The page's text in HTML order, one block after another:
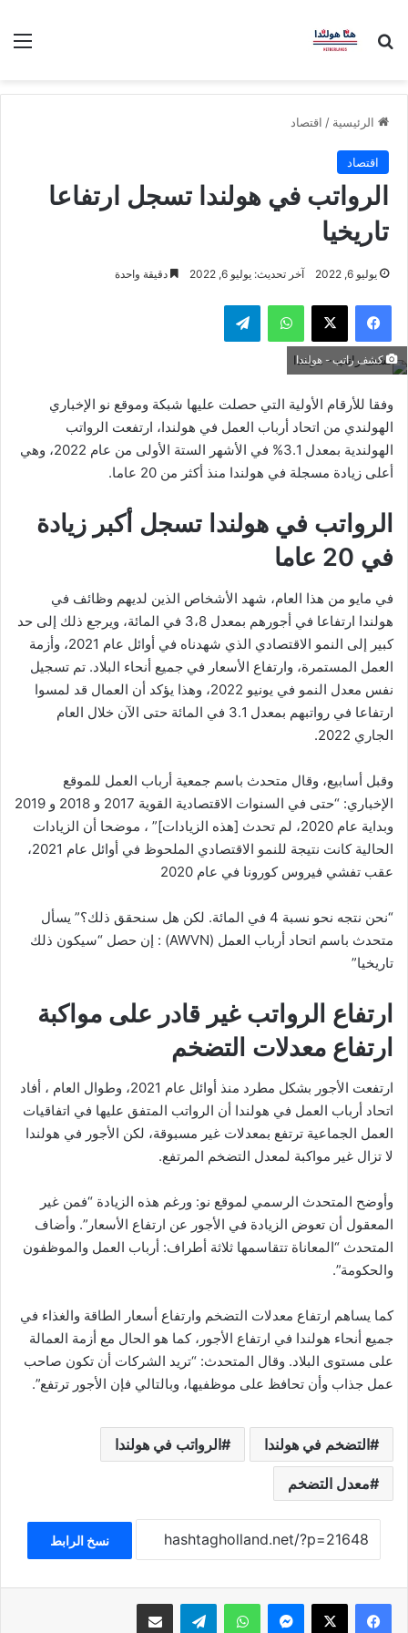
بحث عن
الرئيسية / اقتصاد
اقتصاد
الرواتب في هولندا تسجل ارتفاعا
تاريخيا
يوليو 6, 2022 آخر تحديث: يوليو 6, 2022 دقيقة واحدة
فيسبوك ‫X واتساب تيلقرام
كشف راتب - هولندا
وفقا للأرقام الأولية التي حصلت عليها شبكة وموقع نو الإخباري
الهولندي من اتحاد أرباب العمل في هولندا، ارتفعت الرواتب
الهولندية بمعدل 3.1% في الأشهر الستة الأولى من عام 2022، وهي
أعلى زيادة مسجلة في هولندا منذ أكثر من 20 عاما.
الرواتب في هولندا تسجل أكبر زيادة
في 20 عاما
في مايو من هذا العام، شهد الأشخاص الذين لديهم وظائف في
هولندا ارتفاعا في أجورهم بمعدل 3،8 في المائة، ويرجع ذلك إلى حد
كبير إلى النمو الاقتصادي الذي شهدناه في أوائل عام 2021، وأزمة
العمل المستمرة، وارتفاع الأسعار في جميع أنحاء البلاد. تم تسجيل
نفس معدل النمو في يونيو 2022، وهذا يؤكد أن العمال قد لمسوا
ارتفاعا في رواتبهم بمعدل 3.1 في المائة حتى الآن خلال العام
الجاري 2022.
وقبل أسابيع، وقال متحدث باسم جمعية أرباب العمل للموقع
الإخباري: “حتى في السنوات الاقتصادية القوية 2017 و 2018 و 2019
وبداية عام 2020، لم تحدث [هذه الزيادات]” ، موضحا أن الزيادات
الحالية كانت نتيجة للنمو الاقتصادي الملحوظ في أوائل عام 2021،
عقب تفشي فيروس كورونا في عام 2020
“نحن نتجه نحو نسبة 4 في المائة. لكن هل سنحقق ذلك؟” يسأل
متحدث باسم اتحاد أرباب العمل (AWVN) : إن حصل “سيكون ذلك
تاريخيا”
ارتفاع الرواتب غير قادر على مواكبة
ارتفاع معدلات التضخم
ارتفعت الأجور بشكل مطرد منذ أوائل عام 2021، وطوال العام ، أفاد
اتحاد أرباب العمل في هولندا أن الرواتب المتفق عليها في اتفاقيات
العمل الجماعية ترتفع بمعدلات غير مسبوقة، لكن الأجور في هولندا
لا تزال غير مواكبة لمعدل التضخم المرتفع.
وأوضح المتحدث الرسمي لموقع نو: ورغم هذه الزيادة “فمن غير
المعقول أن تعوض الزيادة في الأجور عن ارتفاع الأسعار”. وأضاف
المتحدث “المعاناة تتقاسمها ثلاثة أطراف: أرباب العمل والموظفون
والحكومة”.
كما يساهم ارتفاع معدلات التضخم وارتفاع أسعار الطاقة والغذاء في
جميع أنحاء هولندا في ارتفاع الأجور، كما هو الحال مع أزمة العمالة
على مستوى البلاد. وقال المتحدث: “تريد الشركات أن تكون صاحب
عمل جذاب وأن تحافظ على موظفيها، وبالتالي فإن الأجور ترتفع”.
التضخم في هولندا الرواتب في هولندا
معدل التضخم
نسخ الرابط
فيسبوك ‫X ماسنجر واتساب تيلقرام مشاركة عبر البريد